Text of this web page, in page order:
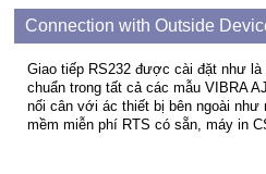
Connection with Outside
Giao tiếp RS232 được cài đặt như là
chuẩn trong tất cả các mẫu VIBRA
nối cân với ác thiết bị bên ngoài như
mềm miễn phí RTS có sẵn, máy in